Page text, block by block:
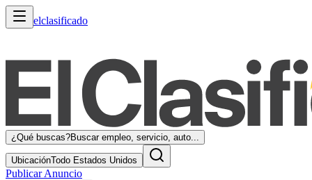
elclasificado
¿Qué buscas?Buscar empleo, servicio, auto...
UbicaciónTodo Estados Unidos
Publicar Anuncio